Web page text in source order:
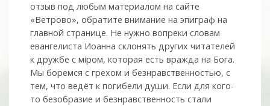
отзыв под любым материалом на сайте
«Ветрово», обратите внимание на эпиграф на
главной странице. Не нужно вопреки словам
евангелиста Иоанна склонять других читателей
к дружбе с мiром, которая есть вражда на Бога.
Мы боремся с грехом и без­нрав­ствен­ностью, с
тем, что ведёт к погибели души. Если для кого-
то безобразие и безнравственность стали